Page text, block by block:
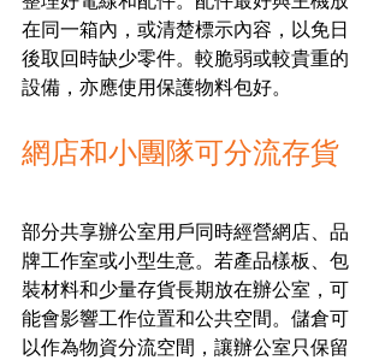
在同一箱內，或清楚標示內容，以免日
後取回時缺少零件。較脆弱或較貴重的
設備，亦應使用保護物料包好。
網店和小團隊可分流存貨
部分共享辦公室用戶同時經營網店、品
牌工作室或小型生意。若產品樣板、包
裝材料和少量存貨長期放在辦公室，可
能會影響工作位置和公共空間。儲倉可
以作為物資分流空間，讓辦公室只保留